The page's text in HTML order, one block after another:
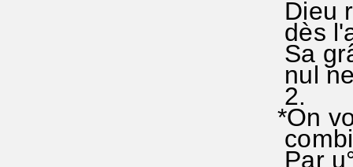
Dieu
dès
Sa
nul
2.
*On
Par